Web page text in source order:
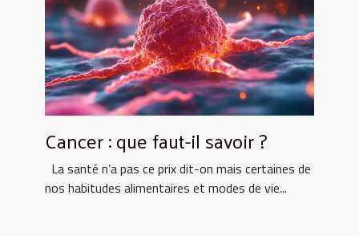
Cancer : que faut-il savoir ?
La santé n’a pas ce prix dit-on mais certaines de
nos habitudes alimentaires et modes de vie...